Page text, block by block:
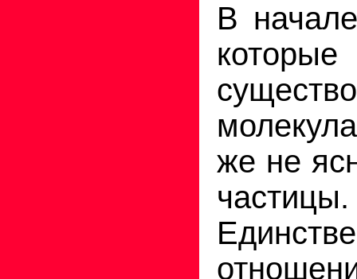
В
же не
частицы.